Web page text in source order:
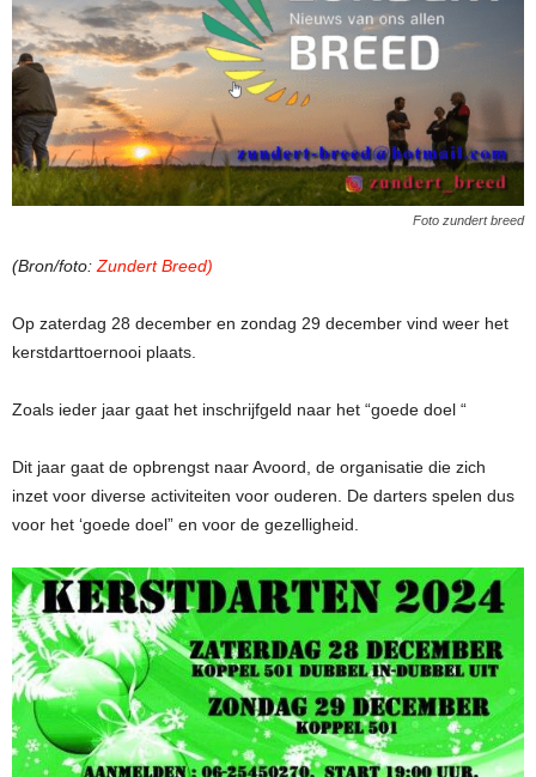
Foto zundert breed
(Bron/foto:Zundert Breed)
Op zaterdag 28 december en zondag 29 december vind weer het
kerstdarttoernooi plaats.
Zoals ieder jaar gaat het inschrijfgeld naar het “goede doel “
Dit jaar gaat de opbrengst naar Avoord, de organisatie die zich
inzet voor diverse activiteiten voor ouderen. De darters spelen dus
voor het ‘goede doel” en voor de gezelligheid.